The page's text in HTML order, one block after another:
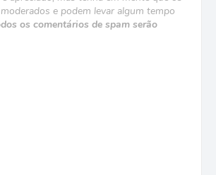
e podem levar algum tempo
os comentários de spam serão